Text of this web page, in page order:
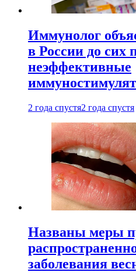
Иммунолог
в России до сих
неэффективные
2 года спустя2 года спустя
Названы меры
заболевания